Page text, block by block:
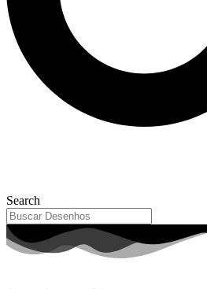
Search